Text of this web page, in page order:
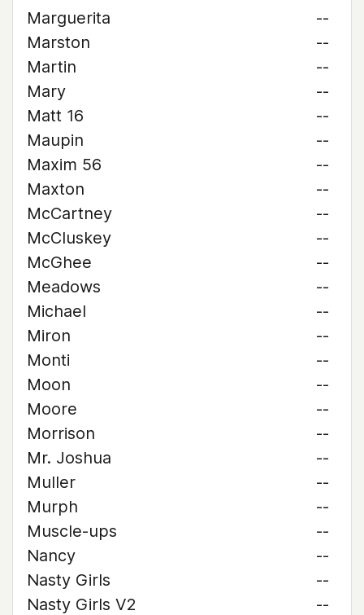
Marguerita
--
Marston
--
Martin
--
Mary
--
Matt 16
--
Maupin
--
Maxim 56
--
Maxton
--
McCartney
--
McCluskey
--
McGhee
--
Meadows
--
Michael
--
Miron
--
Monti
--
Moon
--
Moore
--
Morrison
--
Mr. Joshua
--
Muller
--
Murph
--
Muscle-ups
--
Nancy
--
Nasty Girls
--
Nasty Girls V2
--